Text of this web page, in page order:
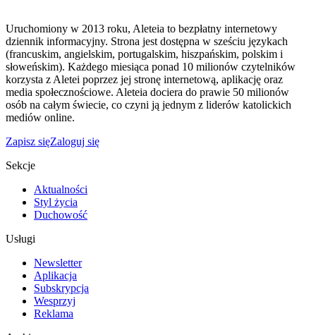
Uruchomiony w 2013 roku, Aleteia to bezpłatny internetowy
dziennik informacyjny. Strona jest dostępna w sześciu językach
(francuskim, angielskim, portugalskim, hiszpańskim, polskim i
słoweńskim). Każdego miesiąca ponad 10 milionów czytelników
korzysta z Aletei poprzez jej stronę internetową, aplikację oraz
media społecznościowe. Aleteia dociera do prawie 50 milionów
osób na całym świecie, co czyni ją jednym z liderów katolickich
mediów online.
Zapisz sięZaloguj się
Sekcje
Aktualności
Styl życia
Duchowość
Usługi
Newsletter
Aplikacja
Subskrypcja
Wesprzyj
Reklama